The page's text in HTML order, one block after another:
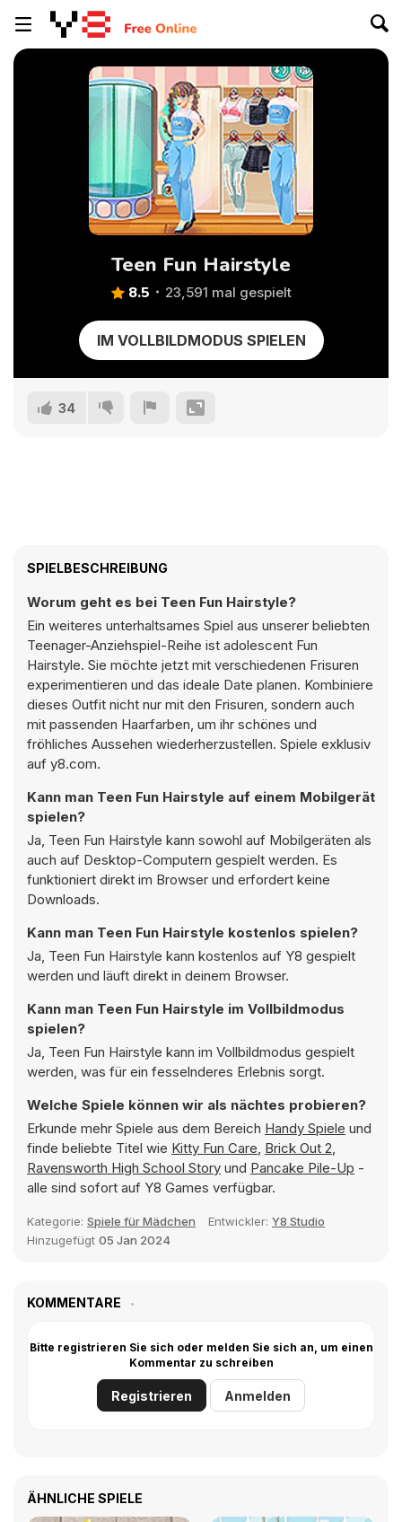
Teen Fun Hairstyle
8.5 23,591 mal gespielt
IM VOLLBILDMODUS SPIELEN
34
SPIELBESCHREIBUNG
Worum geht es bei Teen Fun Hairstyle?
Ein weiteres unterhaltsames Spiel aus unserer beliebten
Teenager-Anziehspiel-Reihe ist adolescent Fun
Hairstyle. Sie möchte jetzt mit verschiedenen Frisuren
experimentieren und das ideale Date planen. Kombiniere
dieses Outfit nicht nur mit den Frisuren, sondern auch
mit passenden Haarfarben, um ihr schönes und
fröhliches Aussehen wiederherzustellen. Spiele exklusiv
auf y8.com.
Kann man Teen Fun Hairstyle auf einem Mobilgerät
spielen?
Ja, Teen Fun Hairstyle kann sowohl auf Mobilgeräten als
auch auf Desktop-Computern gespielt werden. Es
funktioniert direkt im Browser und erfordert keine
Downloads.
Kann man Teen Fun Hairstyle kostenlos spielen?
Ja, Teen Fun Hairstyle kann kostenlos auf Y8 gespielt
werden und läuft direkt in deinem Browser.
Kann man Teen Fun Hairstyle im Vollbildmodus
spielen?
Ja, Teen Fun Hairstyle kann im Vollbildmodus gespielt
werden, was für ein fesselnderes Erlebnis sorgt.
Welche Spiele können wir als nächtes probieren?
Erkunde mehr Spiele aus dem Bereich Handy Spiele und
finde beliebte Titel wie Kitty Fun Care, Brick Out 2,
Ravensworth High School Story und Pancake Pile-Up -
alle sind sofort auf Y8 Games verfügbar.
Kategorie: Spiele für Mädchen Entwickler: Y8 Studio
Hinzugefügt 05 Jan 2024
KOMMENTARE
Bitte registrieren Sie sich oder melden Sie sich an, um einen
Kommentar zu schreiben
Registrieren Anmelden
ÄHNLICHE SPIELE